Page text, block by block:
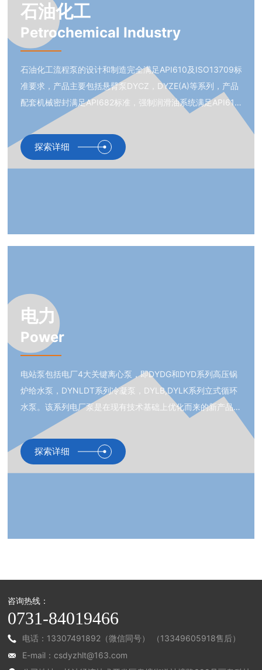
石油化工
Petrochemical Industry
石油化工流程泵的设计和制造完全满足API610及ISO13709标
准要求，产品主要包括悬臂泵DYCZ，DYZE(A)等系列，产品
配套机械密封满足API682标准，强制润滑油系统满足API614
标准。产品适用于输送高温、低温、高压、易燃易爆和有毒的
介质。
探索详细
电力
Power
电站泵包括电厂4大关键离心泵，即DYDG和DYD系列高压锅
炉给水泵，DYNLDT系列冷凝泵，DYLB,DYLK系列立式循环
水泵。该系列电厂泵是在现有技术基础上优化而来的新产品，
具有高效可靠地特点，适用于老电厂改造以及新建电厂的使
用。
探索详细
咨询热线：
0731-84019466
电话：13307491892（微信同号） （13349605918售后）
E-mail：csdyzhlt@163.com